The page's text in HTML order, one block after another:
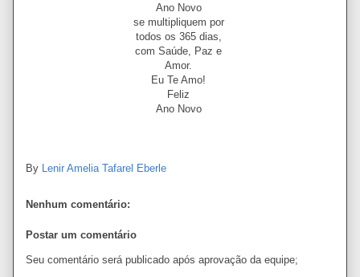
Ano Novo
se multipliquem por
todos os 365 dias,
com Saúde, Paz e
Amor.
Eu Te Amo!
Feliz
Ano Novo
By Lenir Amelia Tafarel Eberle
Nenhum comentário:
Postar um comentário
Seu comentário será publicado após aprovação da equipe;